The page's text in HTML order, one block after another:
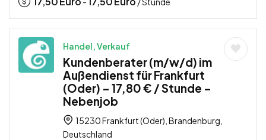
Handel, Verkauf
Kundenberater (m/w/d) im
Außendienst für Frankfurt
(Oder) – 17,80 € / Stunde –
Nebenjob
15230 Frankfurt (Oder), Brandenburg,
Deutschland